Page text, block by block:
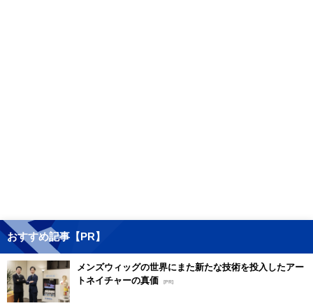
おすすめ記事【PR】
メンズウィッグの世界にまた新たな技術を投入したアー
トネイチャーの真価 [PR]